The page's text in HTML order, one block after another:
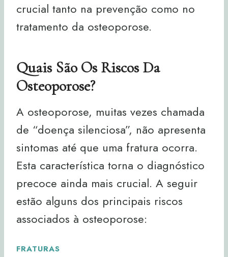
crucial tanto na prevenção como no
tratamento da osteoporose.
Quais São Os Riscos Da
Osteoporose?
A osteoporose, muitas vezes chamada
de “doença silenciosa”, não apresenta
sintomas até que uma fratura ocorra.
Esta característica torna o diagnóstico
precoce ainda mais crucial. A seguir
estão alguns dos principais riscos
associados à osteoporose:
FRATURAS